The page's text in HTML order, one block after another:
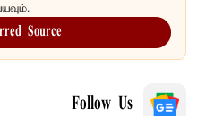
Source
Follow Us